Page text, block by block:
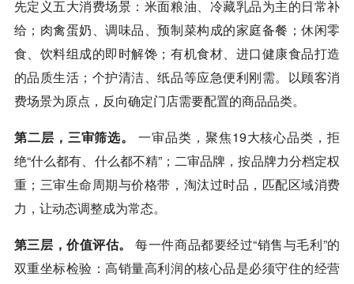
先定义五大消费场景：米面粮油、冷藏乳品为主的日常补
给；肉禽蛋奶、调味品、预制菜构成的家庭备餐；休闲零
食、饮料组成的即时解馋；有机食材、进口健康食品打造
的品质生活；个护清洁、纸品等应急便利刚需。以顾客消
费场景为原点，反向确定门店需要配置的商品品类。
第二层，三审筛选。一审品类，聚焦19大核心品类，拒
绝“什么都有、什么都不精”；二审品牌，按品牌力分档定权
重；三审生命周期与价格带，淘汰过时品，匹配区域消费
力，让动态调整成为常态。
第三层，价值评估。每一件商品都要经过“销售与毛利”的
双重坐标检验：高销量高利润的核心品是必须守住的经营